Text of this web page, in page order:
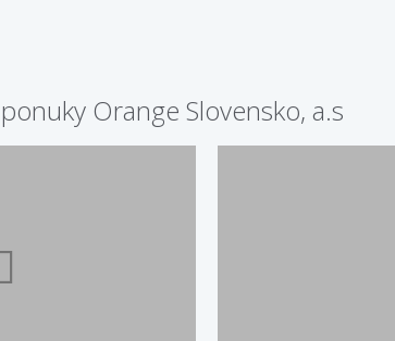
Orange Slovensko, a.s